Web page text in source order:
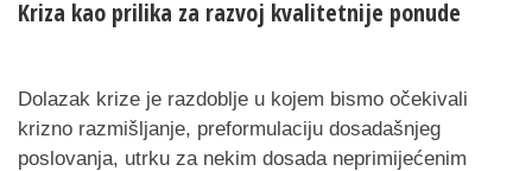
Kriza kao prilika za razvoj kvalitetnije ponude
Dolazak krize je razdoblje u kojem bismo očekivali
krizno razmišljanje, preformulaciju dosadašnjeg
poslovanja, utrku za nekim dosada neprimijećenim